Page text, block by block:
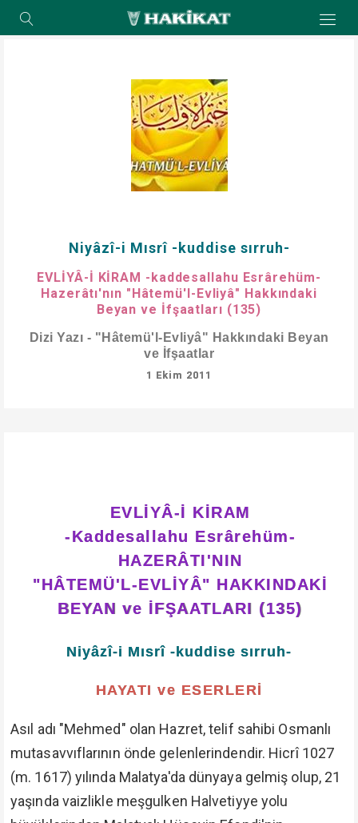
Niyâzî-i Mısrî -kuddise sırruh-
EVLİYÂ-İ KİRAM -kaddesallahu Esrârehüm-
Hazerâtı'nın "Hâtemü'l-Evliyâ" Hakkındaki
Beyan ve İfşaatları (135)
Dizi Yazı - "Hâtemü'l-Evliyâ" Hakkındaki Beyan
ve İfşaatlar
1 Ekim 2011
EVLİYÂ-İ KİRAM
-Kaddesallahu Esrârehüm-
HAZERÂTI'NIN
"HÂTEMÜ'L-EVLİYÂ" HAKKINDAKİ
BEYAN ve İFŞAATLARI (135)
Niyâzî-i Mısrî -kuddise sırruh-
HAYATI ve ESERLERİ
Asıl adı "Mehmed" olan Hazret, telif sahibi Osmanlı
mutasavvıflarının önde gelenlerindendir. Hicrî 1027
(m. 1617) yılında Malatya'da dünyaya gelmiş olup, 21
yaşında vaizlikle meşgulken Halvetiyye yolu